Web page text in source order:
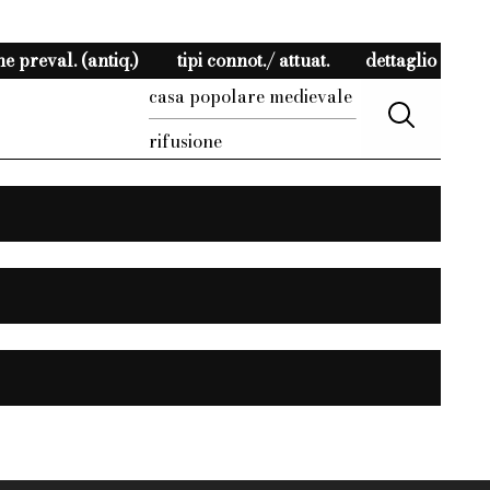
preval. (antiq.) tipi connot./ attuat.
dettaglio
casa popolare medievale
rifusione